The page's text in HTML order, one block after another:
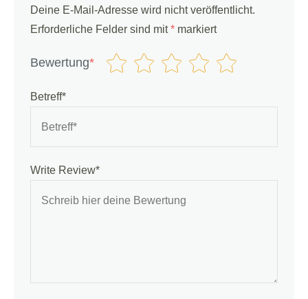
Deine E-Mail-Adresse wird nicht veröffentlicht.
Erforderliche Felder sind mit* markiert
Bewertung*
Betreff*
Write Review*